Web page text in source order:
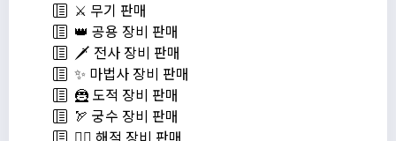
⚔️ 무기 판매
👑 공용 장비 판매
🗡️ 전사 장비 판매
✨ 마법사 장비 판매
🦹 도적 장비 판매
🏹 궁수 장비 판매